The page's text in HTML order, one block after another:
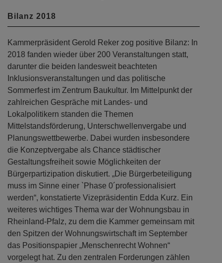
Bilanz 2018
Kammerpräsident Gerold Reker zog positive Bilanz: In
2018 fanden wieder über 200 Veranstaltungen statt,
darunter die beiden landesweit beachteten
Inklusionsveranstaltungen und das politische
Sommerfest im Zentrum Baukultur. Im Mittelpunkt der
zahlreichen Gespräche mit Landes- und
Lokalpolitikern standen die Themen
Mittelstandsförderung, Unterschwellenvergabe und
Planungswettbewerbe. Dabei wurden insbesondere
die Konzeptvergabe als Chance städtischer
Gestaltungsfreiheit sowie Möglichkeiten der
Bürgerpartizipation diskutiert. „Die Bürgerbeteiligung
muss im Sinne einer `Phase 0´professionalisiert
werden“, konstatierte Vizepräsidentin Edda Kurz. Ein
weiteres wichtiges Thema war der Wohnungsbau in
Rheinland-Pfalz, zu dem die Kammer gemeinsam mit
den Spitzen der Wohnungswirtschaft im September
das Positionspapier „Menschenrecht Wohnen“
vorgelegt hat. Zu den zentralen Forderungen zählen